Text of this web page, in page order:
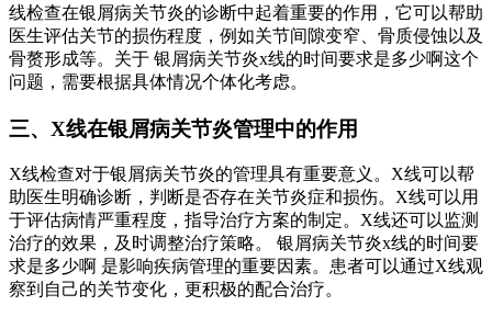
线检查在银屑病关节炎的诊断中起着重要的作用，它可以帮助
医生评估关节的损伤程度，例如关节间隙变窄、骨质侵蚀以及
骨赘形成等。关于 银屑病关节炎x线的时间要求是多少啊这个
问题，需要根据具体情况个体化考虑。
三、X线在银屑病关节炎管理中的作用
X线检查对于银屑病关节炎的管理具有重要意义。X线可以帮
助医生明确诊断，判断是否存在关节炎症和损伤。X线可以用
于评估病情严重程度，指导治疗方案的制定。X线还可以监测
治疗的效果，及时调整治疗策略。 银屑病关节炎x线的时间要
求是多少啊 是影响疾病管理的重要因素。患者可以通过X线观
察到自己的关节变化，更积极的配合治疗。